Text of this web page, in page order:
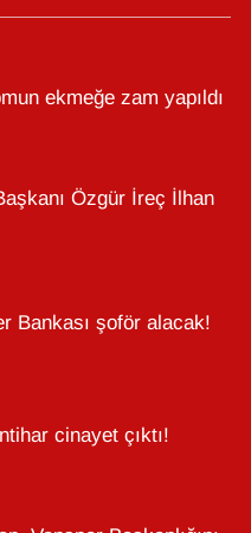
ekmeğe zam yapıldı
Özgür İreç İlhan
Bankası şoför alacak!
cinayet çıktı!